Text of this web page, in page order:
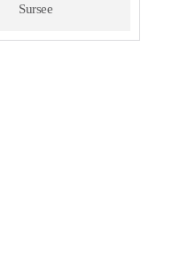
Sursee